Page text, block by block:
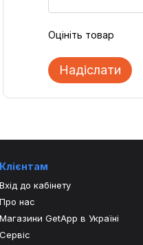
Оцініть товар
Надіслати
Клієнтам
Вхід до кабінету
Про нас
Магазини GetApp в Україні
Сервіс